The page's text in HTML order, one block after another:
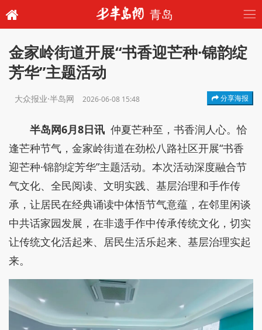
青岛
金家岭街道开展“书香迎芒种·锦韵绽
芳华”主题活动
大众报业·半岛网 2026-06-08 15:48 分享海报
半岛网6月8日讯 仲夏芒种至，书香润人心。恰
逢芒种节气，金家岭街道在劲松八路社区开展“书香
迎芒种·锦韵绽芳华”主题活动。本次活动深度融合节
气文化、全民阅读、文明实践、基层治理和手作传
承，让居民在经典诵读中体悟节气意蕴，在邻里闲谈
中共话家园发展，在非遗手作中传承传统文化，切实
让传统文化活起来、居民生活乐起来、基层治理实起
来。